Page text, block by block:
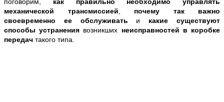
механической трансмиссией
почему так важно
своевременно ее обслуживать и какие существуют
способы устранения возникших неисправностей в коробке
передач такого типа.